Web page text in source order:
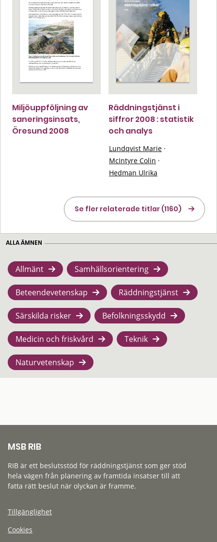
Miljöuppföljning av
saneringsinsats,
Öresund 2008
Räddningstjänst i
siffror 2008 : statistik
och analys
Lundqvist Marie ·
McIntyre Colin ·
Hedman Ulrika
Se fler relaterade titlar (1160)
ALLA ÄMNEN
Allmänt Samhällsorientering
Beteendevetenskap Räddningstjänst
Särskilda risker Befolkningsskydd
Medicin och friskvård Teknik
Naturvetenskap
MSB RIB
RIB är ett beslutsstöd för räddningstjänst som ger stöd
hela vägen från planering av framtida insatser till att
fatta rätt beslut när olyckan är framme.
Tillgänglighet
Cookies